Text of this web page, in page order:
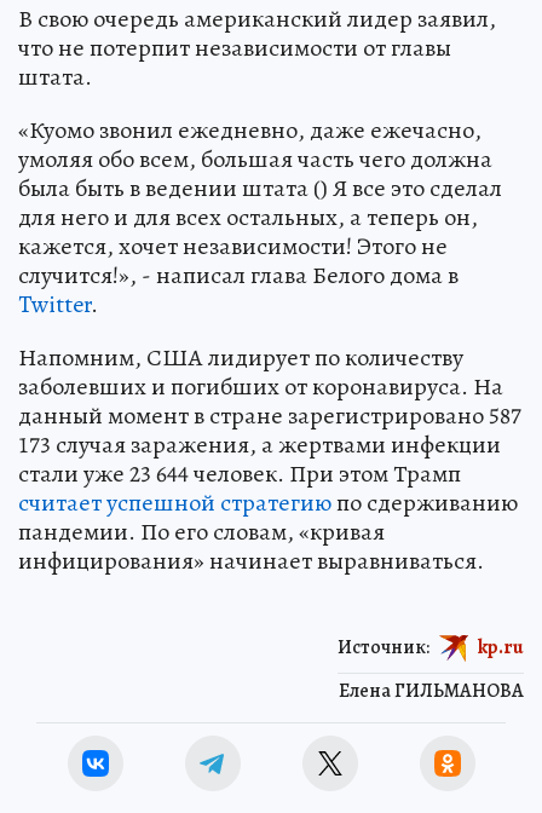
В свою очередь американский лидер заявил,
что не потерпит независимости от главы
штата.
«Куомо звонил ежедневно, даже ежечасно,
умоляя обо всем, большая часть чего должна
была быть в ведении штата () Я все это сделал
для него и для всех остальных, а теперь он,
кажется, хочет независимости! Этого не
случится!», - написал глава Белого дома в
Twitter.
Напомним, США лидирует по количеству
заболевших и погибших от коронавируса. На
данный момент в стране зарегистрировано 587
173 случая заражения, а жертвами инфекции
стали уже 23 644 человек. При этом Трамп
считает успешной стратегиюпо сдерживанию
пандемии. По его словам, «кривая
инфицирования» начинает выравниваться.
Елена ГИЛЬМАНОВА
Источник: kp.ru